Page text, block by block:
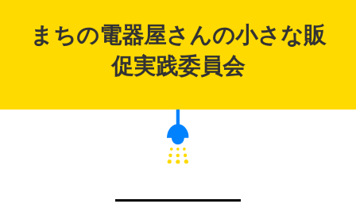
まちの電器屋さんの小さな販
促実践委員会